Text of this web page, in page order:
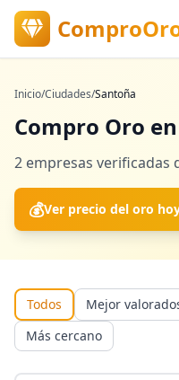
Inicio/Ciudades/Santoña
Compro Oro en
2 empresas verificadas
💰Ver precio del oro
Todos Mejor
Más cercano